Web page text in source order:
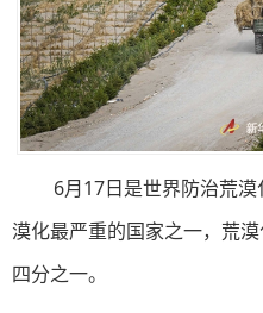
6月17日是世界防治荒
漠化最严重的国家之一，荒
四分之一。